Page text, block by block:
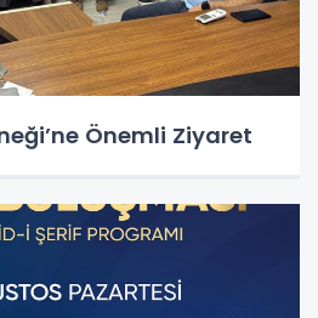
Önemli Ziyaret